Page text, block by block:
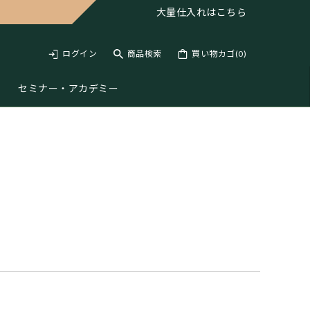
大量仕入れはこちら
ログイン 商品検索 買い物カゴ(0)
セミナー・アカデミー